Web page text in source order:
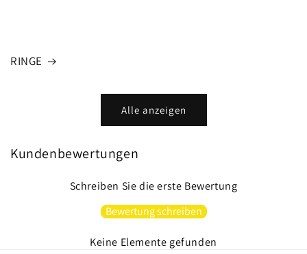
RINGE
Alle anzeigen
Kundenbewertungen
Schreiben Sie die erste Bewertung
Bewertung schreiben
Keine Elemente gefunden